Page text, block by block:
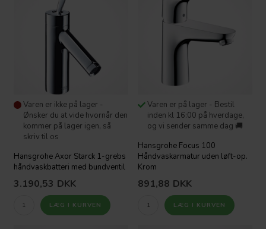
Varen er ikke på lager -
Ønsker du at vide hvornår den
kommer på lager igen, så
skriv til os
Hansgrohe Axor Starck 1-grebs
håndvaskbatteri med bundventil
3.190,53 DKK
Varen er på lager - Bestil
inden kl 16:00 på hverdage,
og vi sender samme dag 🚚
Hansgrohe Focus 100
Håndvaskarmatur uden løft-op.
Krom
891,88 DKK